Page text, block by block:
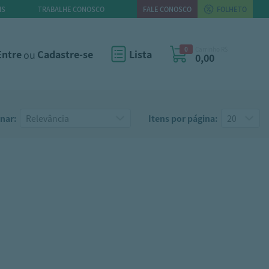
TRABALHE CONOSCO FALE CONOSCO FOLHETO
ou Cadastre-se Lista 0
0,00
Itens por página: